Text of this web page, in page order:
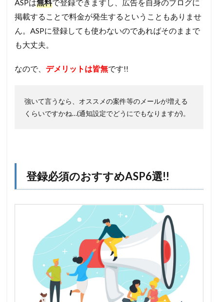
ASPは無料で登録できますし、広告を自身のブログに
掲載することで料金が発生するということもありませ
ん。ASPに登録しても使わないのであればそのままで
も大丈夫。
なので、 デメリットは皆無です!!
強いて言うなら、オススメの案件等のメールが増える
くらいですかね…(通知設定でどうにでもなりますが)。
登録必須のおすすめASP6選!!